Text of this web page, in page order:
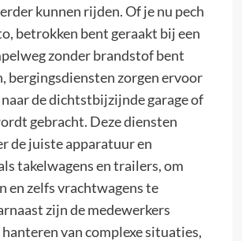
kunnen rijden. Of je nu pech
betrokken bent geraakt bij een
zonder brandstof bent
bergingsdiensten zorgen ervoor
de dichtstbijzijnde garage of
gebracht. Deze diensten
de juiste apparatuur en
takelwagens en trailers, om
en zelfs vrachtwagens te
zijn de medewerkers
van complexe situaties,